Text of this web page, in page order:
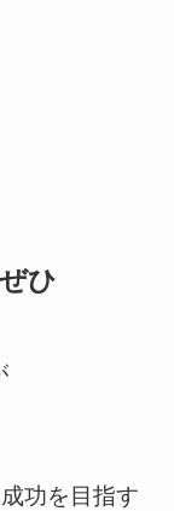
ひ
功を目指す